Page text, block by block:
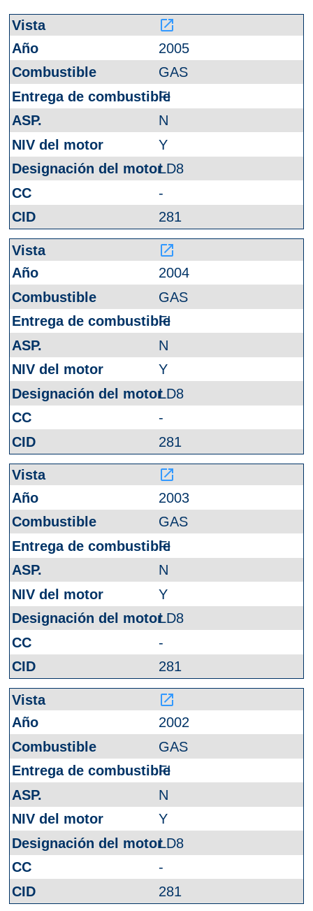
launch
2005
GAS
FI
N
Y
LD8
-
281
launch
2004
GAS
FI
N
Y
LD8
-
281
launch
2003
GAS
FI
N
Y
LD8
-
281
launch
2002
GAS
FI
N
Y
LD8
-
281